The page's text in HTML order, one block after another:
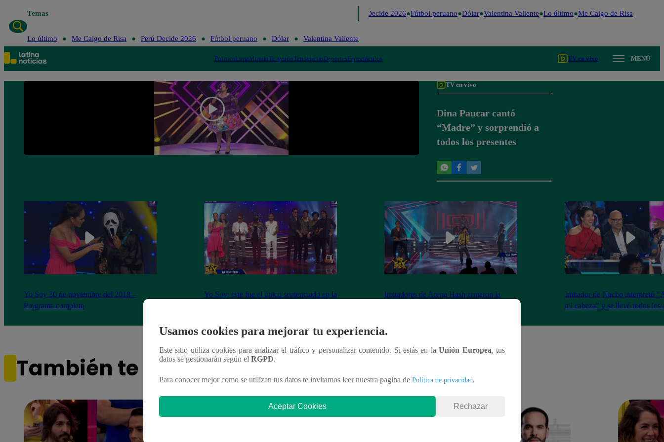
Temas Perú Decide 2026 Fútbol peruano Dólar Valentina Valiente Lo último Me Caigo de Risa Perú
Lo último Me Caigo de Risa Perú Decide 2026 Fútbol peruano Dólar Valentina Valiente
PolíticaLimaMundoTe ayudoTendenciasDeportesEspectáculos TV en vivo MENÚ
TV en vivo
Dina Paucar cantó
“Madre” y sorprendió a
todos los presentes
Yo Soy 30 de noviembre del 2018 –
Programa completo
Yo Soy: este fue el único sentenciado en la
Imitadores de Arena Hash armaron la
Imitador de Nacho interpretó
mi cabeza” y se llevó todos los
También te puede interesar
Usamos cookies para mejorar tu experiencia.
Este sitio utiliza cookies para analizar el tráfico y personalizar contenido. Si estás en laUnión Europea, tus
datos se gestionarán según el RGPD.
Para conocer mejor como se utilizan tus datos te invitamos leer nuestra pagina de Política de privacidad.
Aceptar Cookies Rechazar